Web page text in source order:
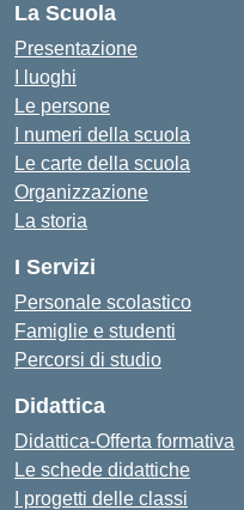
La Scuola
Presentazione
I luoghi
Le persone
I numeri della scuola
Le carte della scuola
Organizzazione
La storia
I Servizi
Personale scolastico
Famiglie e studenti
Percorsi di studio
Didattica
Didattica-Offerta formativa
Le schede didattiche
I progetti delle classi